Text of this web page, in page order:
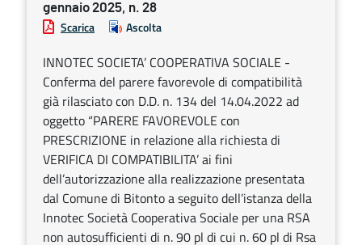
gennaio 2025, n. 28
Scarica Ascolta
INNOTEC SOCIETA’ COOPERATIVA SOCIALE -
Conferma del parere favorevole di compatibilità
già rilasciato con D.D. n. 134 del 14.04.2022 ad
oggetto “PARERE FAVOREVOLE con
PRESCRIZIONE in relazione alla richiesta di
VERIFICA DI COMPATIBILITA’ ai fini
dell’autorizzazione alla realizzazione presentata
dal Comune di Bitonto a seguito dell’istanza della
Innotec Società Cooperativa Sociale per una RSA
non autosufficienti di n. 90 pl di cui n. 60 pl di Rsa